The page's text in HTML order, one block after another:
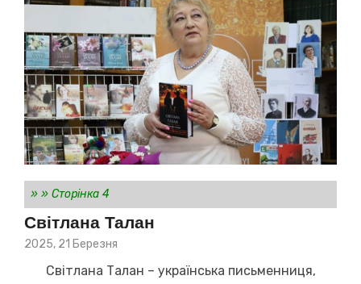
» » Сторінка 4
Світлана Талан
Posted
2025, 21 Березня
Світлана Талан – українська письменниця,